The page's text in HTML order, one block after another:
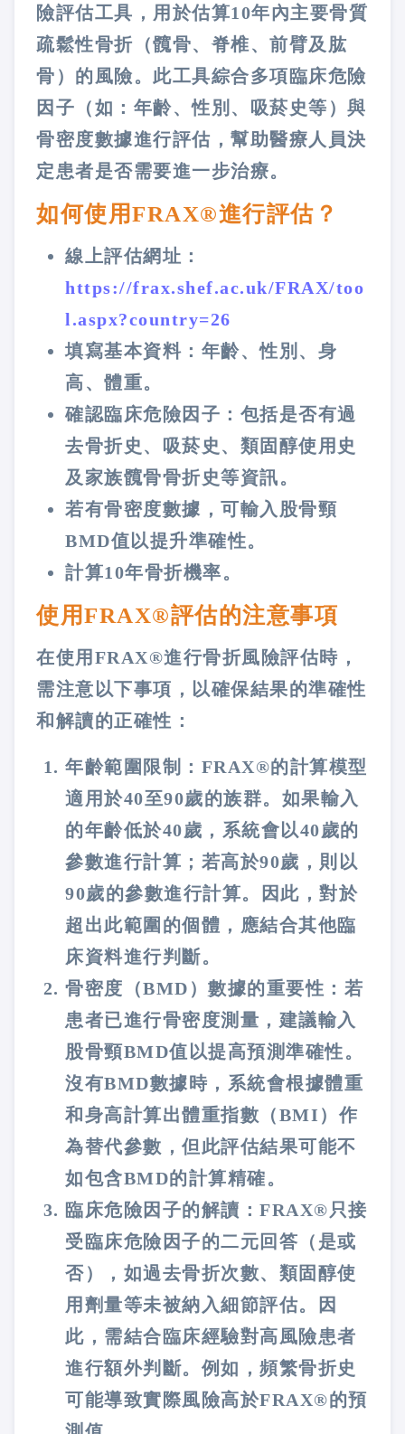
險評估工具，用於估算10年內主要骨質
疏鬆性骨折（髖骨、脊椎、前臂及肱
骨）的風險。此工具綜合多項臨床危險
因子（如：年齡、性別、吸菸史等）與
骨密度數據進行評估，幫助醫療人員決
定患者是否需要進一步治療​​。
如何使用FRAX®進行評估？
線上評估網址：
https://frax.shef.ac.uk/FRAX/too
l.aspx?country=26
填寫基本資料：年齡、性別、身
高、體重。
確認臨床危險因子：包括是否有過
去骨折史、吸菸史、類固醇使用史
及家族髖骨骨折史等資訊。
若有骨密度數據，可輸入股骨頸
BMD值以提升準確性。
計算10年骨折機率​​。
使用FRAX®評估的注意事項
在使用FRAX®進行骨折風險評估時，
需注意以下事項，以確保結果的準確性
和解讀的正確性：
年齡範圍限制：FRAX®的計算模型
適用於40至90歲的族群。如果輸入
的年齡低於40歲，系統會以40歲的
參數進行計算；若高於90歲，則以
90歲的參數進行計算。因此，對於
超出此範圍的個體，應結合其他臨
床資料進行判斷​​。
骨密度（BMD）數據的重要性：若
患者已進行骨密度測量，建議輸入
股骨頸BMD值以提高預測準確性。
沒有BMD數據時，系統會根據體重
和身高計算出體重指數（BMI）作
為替代參數，但此評估結果可能不
如包含BMD的計算精確​​。
臨床危險因子的解讀：FRAX®只接
受臨床危險因子的二元回答（是或
否），如過去骨折次數、類固醇使
用劑量等未被納入細節評估。因
此，需結合臨床經驗對高風險患者
進行額外判斷。例如，頻繁骨折史
可能導致實際風險高於FRAX®的預